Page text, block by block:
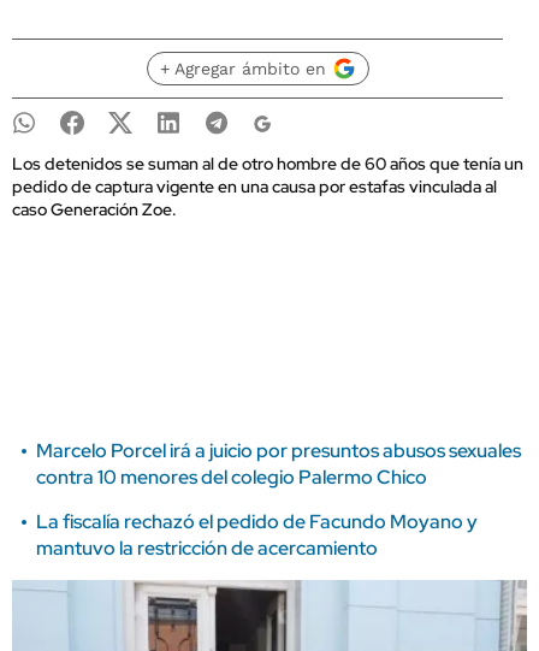
+ Agregar ámbito en
Los detenidos se suman al de otro hombre de 60 años que tenía un
pedido de captura vigente en una causa por estafas vinculada al
caso Generación Zoe.
Marcelo Porcel irá a juicio por presuntos abusos sexuales
contra 10 menores del colegio Palermo Chico
La fiscalía rechazó el pedido de Facundo Moyano y
mantuvo la restricción de acercamiento